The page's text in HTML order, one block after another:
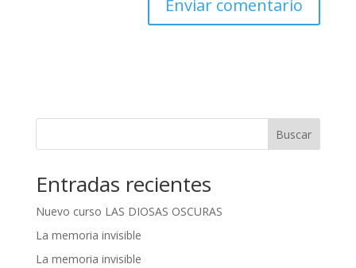
e
:
Buscar
Entradas recientes
Nuevo curso LAS DIOSAS OSCURAS
La memoria invisible
La memoria invisible